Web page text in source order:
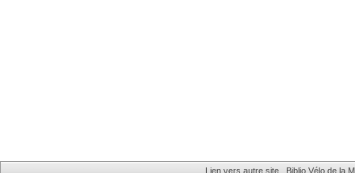
Lien vers autre site Biblio Vélo de la